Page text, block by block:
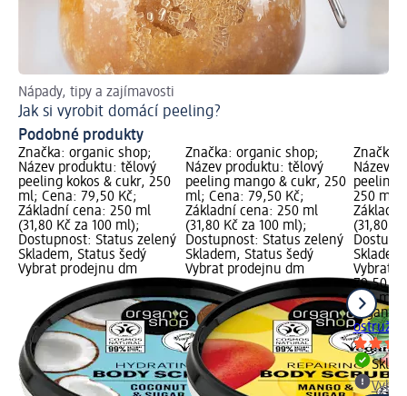
Nápady, tipy a zajímavosti
Jak si vyrobit domácí peeling?
Podobné produkty
Značka: organic shop;
Název produktu: tělový
peeling kokos & cukr, 250
ml; Cena: 79,50 Kč;
Základní cena: 250 ml
(31,80 Kč za 100 ml);
Dostupnost: Status zelený
Skladem, Status šedý
Vybrat prodejnu dm
Značka: organic shop;
Název produktu: tělový
peeling mango & cukr, 250
ml; Cena: 79,50 Kč;
Základní cena: 250 ml
(31,80 Kč za 100 ml);
Dostupnost: Status zelený
Skladem, Status šedý
Vybrat prodejnu dm
Značka:
Název
peeling
250 ml;
(31,80
Vybrat
79,50 Kč
250 ml
organic